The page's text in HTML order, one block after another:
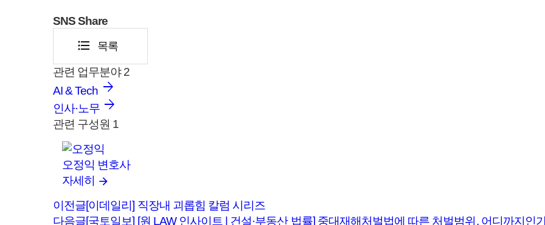
SNSShare
format_list_bulleted 목록
관련 업무분야 2
AI & Tech
인사·노무
관련 구성원 1
오정익 변호사
자세히
이전글[이데일리] 직장내 괴롭힘 칼럼 시리즈
다음글[국토일보] [원 LAW 인사이트 | 건설·부동산 법률] 중대재해처벌법에 따른 처벌범위, 어디까지인